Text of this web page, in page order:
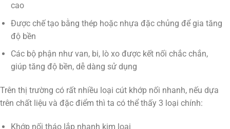
cao
Được chế tạo bằng thép hoặc nhựa đặc chủng để gia tăng
độ bền
Các bộ phận như van, bi, lò xo được kết nối chắc chắn,
giúp tăng độ bền, dễ dàng sử dụng
Trên thị trường có rất nhiều loại cút khớp nối nhanh, nếu dựa
trên chất liệu và đặc điểm thì ta có thể thấy 3 loại chính:
Khớp nối tháo lắp nhanh kim loại